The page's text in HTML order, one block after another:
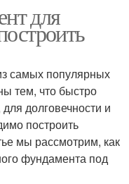
для
самых популярных
тем, что быстро
долговечности и
построить
мы рассмотрим, как
фундамента под